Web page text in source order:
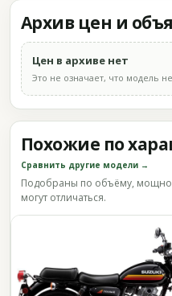
Архив цен и
Цен в архиве нет
Это не означает, что модель
Похожие по
Сравнить другие модели →
Подобраны по объёму,
могут отличаться.